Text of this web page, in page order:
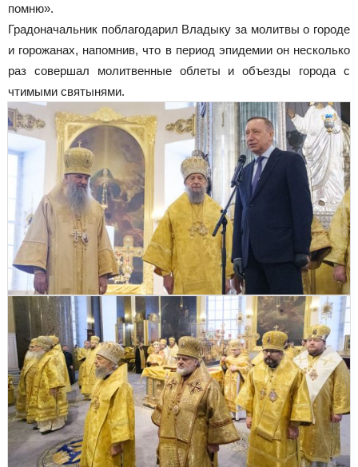
помню».
Градоначальник поблагодарил Владыку за молитвы о городе
и горожанах, напомнив, что в период эпидемии он несколько
раз совершал молитвенные облеты и объезды города с
чтимыми святынями.